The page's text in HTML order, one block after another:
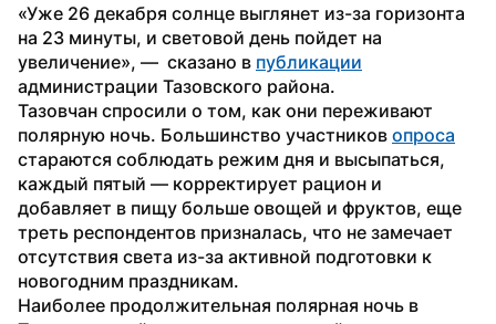
«Уже 26 декабря солнце выглянет из-за горизонта
на 23 минуты, и световой день пойдет на
увеличение», —  сказано в публикации
администрации Тазовского района.
Тазовчан спросили о том, как они переживают
полярную ночь. Большинство участников опроса
стараются соблюдать режим дня и высыпаться,
каждый пятый — корректирует рацион и
добавляет в пищу больше овощей и фруктов, еще
треть респондентов призналась, что не замечает
отсутствия света из-за активной подготовки к
новогодним праздникам.
Наиболее продолжительная полярная ночь в